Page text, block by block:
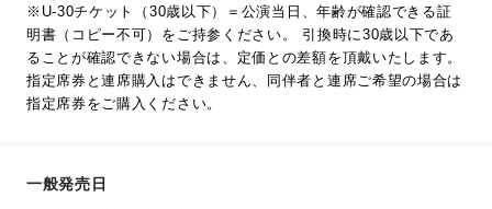
※U-30チケット（30歳以下）＝公演当日、年齢が確認できる証
明書（コピー不可）をご持参ください。 引換時に30歳以下であ
ることが確認できない場合は、定価との差額を頂戴いたします。
指定席券と連席購入はできません、同伴者と連席ご希望の場合は
指定席券をご購入ください。
一般発売日